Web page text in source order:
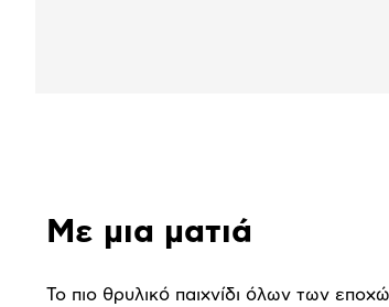
παρουσίαση
Με μια ματιά
To πιο θρυλικό παιχνίδι όλων των